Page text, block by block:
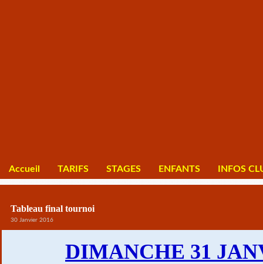
Accueil TARIFS STAGES ENFANTS INFOS
Tableau final tournoi
30 Janvier 2016
DIMANCHE 31